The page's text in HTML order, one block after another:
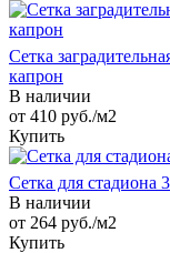
Сетка
капрон
В наличии
от 410 руб./м2
Купить
Сетка для стадиона
В наличии
от 264 руб./м2
Купить